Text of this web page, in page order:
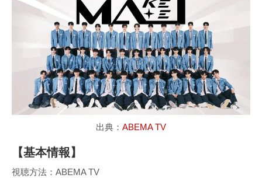
出典： ABEMA TV
【基本情報】
視聴方法：ABEMA TV